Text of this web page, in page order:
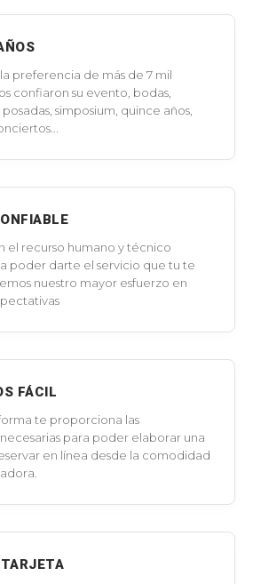
preferencia de más de 7 mil
confiaron su evento, bodas,
simposium, quince años,
el recurso humano y técnico
poder darte el servicio que tu te
nuestro mayor esfuerzo en
FÁCIL
te proporciona las
para poder elaborar una
en línea desde la comodidad